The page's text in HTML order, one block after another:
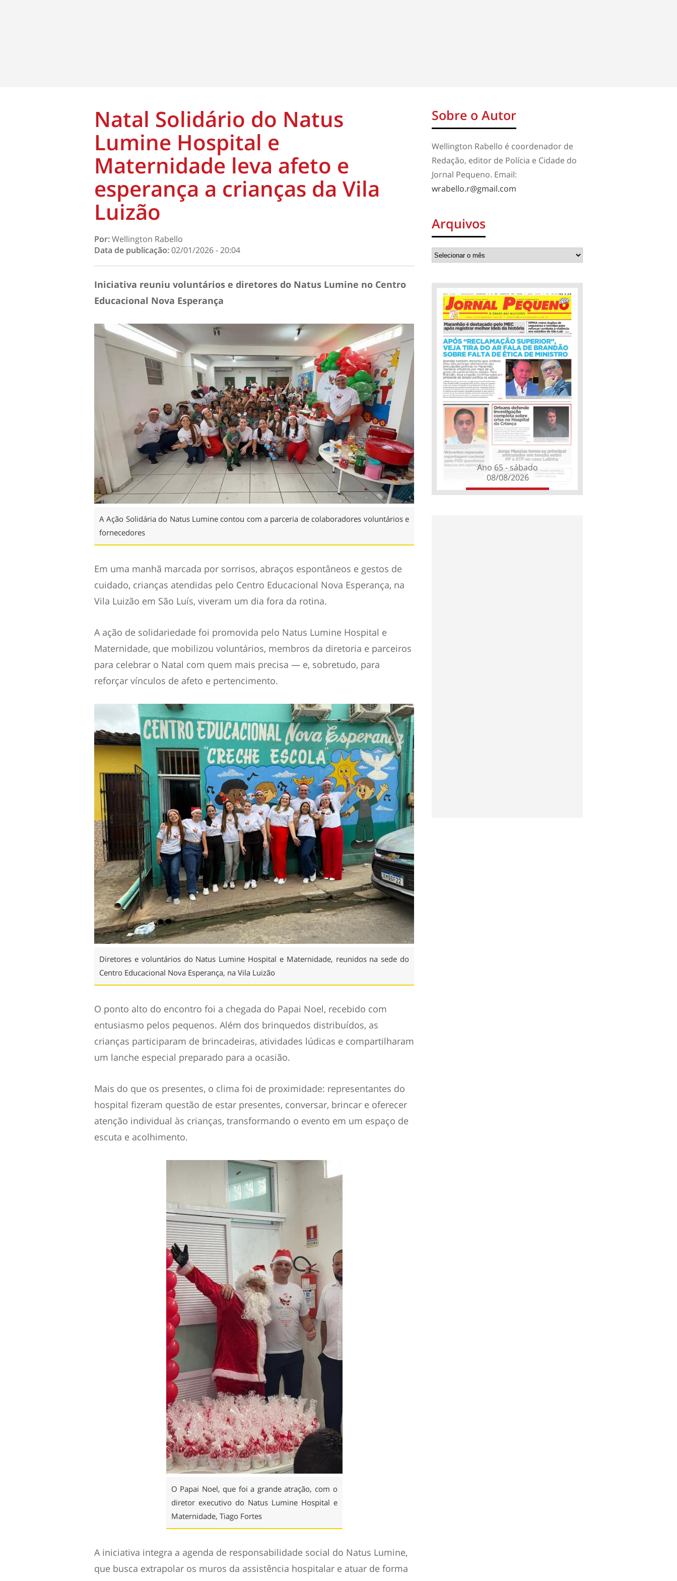
Natal Solidário do Natus
Lumine Hospital e
Maternidade leva afeto e
esperança a crianças da Vila
Luizão
Por:Wellington Rabello
Data de publicação:02/01/2026 - 20:04
Iniciativa reuniu voluntários e diretores do Natus Lumine no Centro
Educacional Nova Esperança
A Ação Solidária do Natus Lumine contou com a parceria de colaboradores voluntários e
fornecedores
Em uma manhã marcada por sorrisos, abraços espontâneos e gestos de
cuidado, crianças atendidas pelo Centro Educacional Nova Esperança, na
Vila Luizão em São Luís, viveram um dia fora da rotina.
A ação de solidariedade foi promovida pelo Natus Lumine Hospital e
Maternidade, que mobilizou voluntários, membros da diretoria e parceiros
para celebrar o Natal com quem mais precisa — e, sobretudo, para
reforçar vínculos de afeto e pertencimento.
Diretores e voluntários do Natus Lumine Hospital e Maternidade, reunidos na sede do
Centro Educacional Nova Esperança, na Vila Luizão
O ponto alto do encontro foi a chegada do Papai Noel, recebido com
entusiasmo pelos pequenos. Além dos brinquedos distribuídos, as
crianças participaram de brincadeiras, atividades lúdicas e compartilharam
um lanche especial preparado para a ocasião.
Mais do que os presentes, o clima foi de proximidade: representantes do
hospital fizeram questão de estar presentes, conversar, brincar e oferecer
atenção individual às crianças, transformando o evento em um espaço de
escuta e acolhimento.
O Papai Noel, que foi a grande atração, com o
diretor executivo do Natus Lumine Hospital e
Maternidade, Tiago Fortes
A iniciativa integra a agenda de responsabilidade social do Natus Lumine,
que busca extrapolar os muros da assistência hospitalar e atuar de forma
Sobre o Autor
Wellington Rabello é coordenador de
Redação, editor de Polícia e Cidade do
Jornal Pequeno. Email:
wrabello.r@gmail.com
Arquivos
Ano 65 - sábado
08/08/2026